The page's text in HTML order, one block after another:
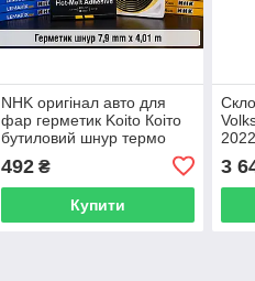
NHK оригінал авто для
фар герметик Koito Коіто
бутиловий шнур термо
492₴
Купити
3